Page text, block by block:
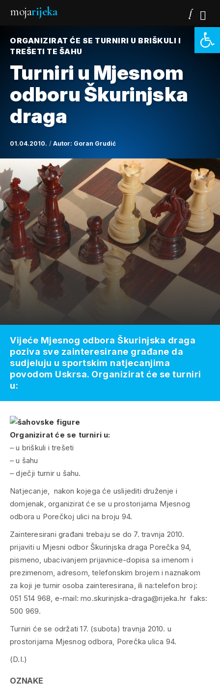
mojarijeka
ORGANIZIRAT ĆE SE TURNIRI U BRIŠKULI I
TREŠETI TE ŠAHU
Turniri u Mjesnom
odboru Škurinjska
draga
01.04.2010. Autor: Goran Grudić
Organizirat će se turniri u:
– u briškuli i trešeti
– u šahu
– dječji turnir u šahu.
Natjecanje, nakon kojega će uslijediti druženje i
domjenak, organizirat će se u prostorijama Mjesnog
odbora u Porečkoj ulici na broju 94.
Zainteresirani građani trebaju se do 7. travnja 2010.
prijaviti u Mjesni odbor Škurinjska draga Porečka 94,
pismeno, ubacivanjem prijavnice-dopisa sa imenom i
prezimenom, adresom, telefonskim brojem i naznakom
za koji je turnir osoba zainteresirana, ili na:telefon broj:
051 514 968, e-mail: mo.skurinjska-draga@rijeka.hr faks:
500 969.
Turniri će se održati 17. (subota) travnja 2010. u
prostorijama Mjesnog odbora, Porečka ulica 94.
(D.I.)
OZNAKE
Vijeće Mjesnog odbora Škurinjska draga
poziva sve zainteresirane građane da
sudjeluju u sportskim natjecanjima
povodom Uskrsa. Organizirat će se turniri
u: